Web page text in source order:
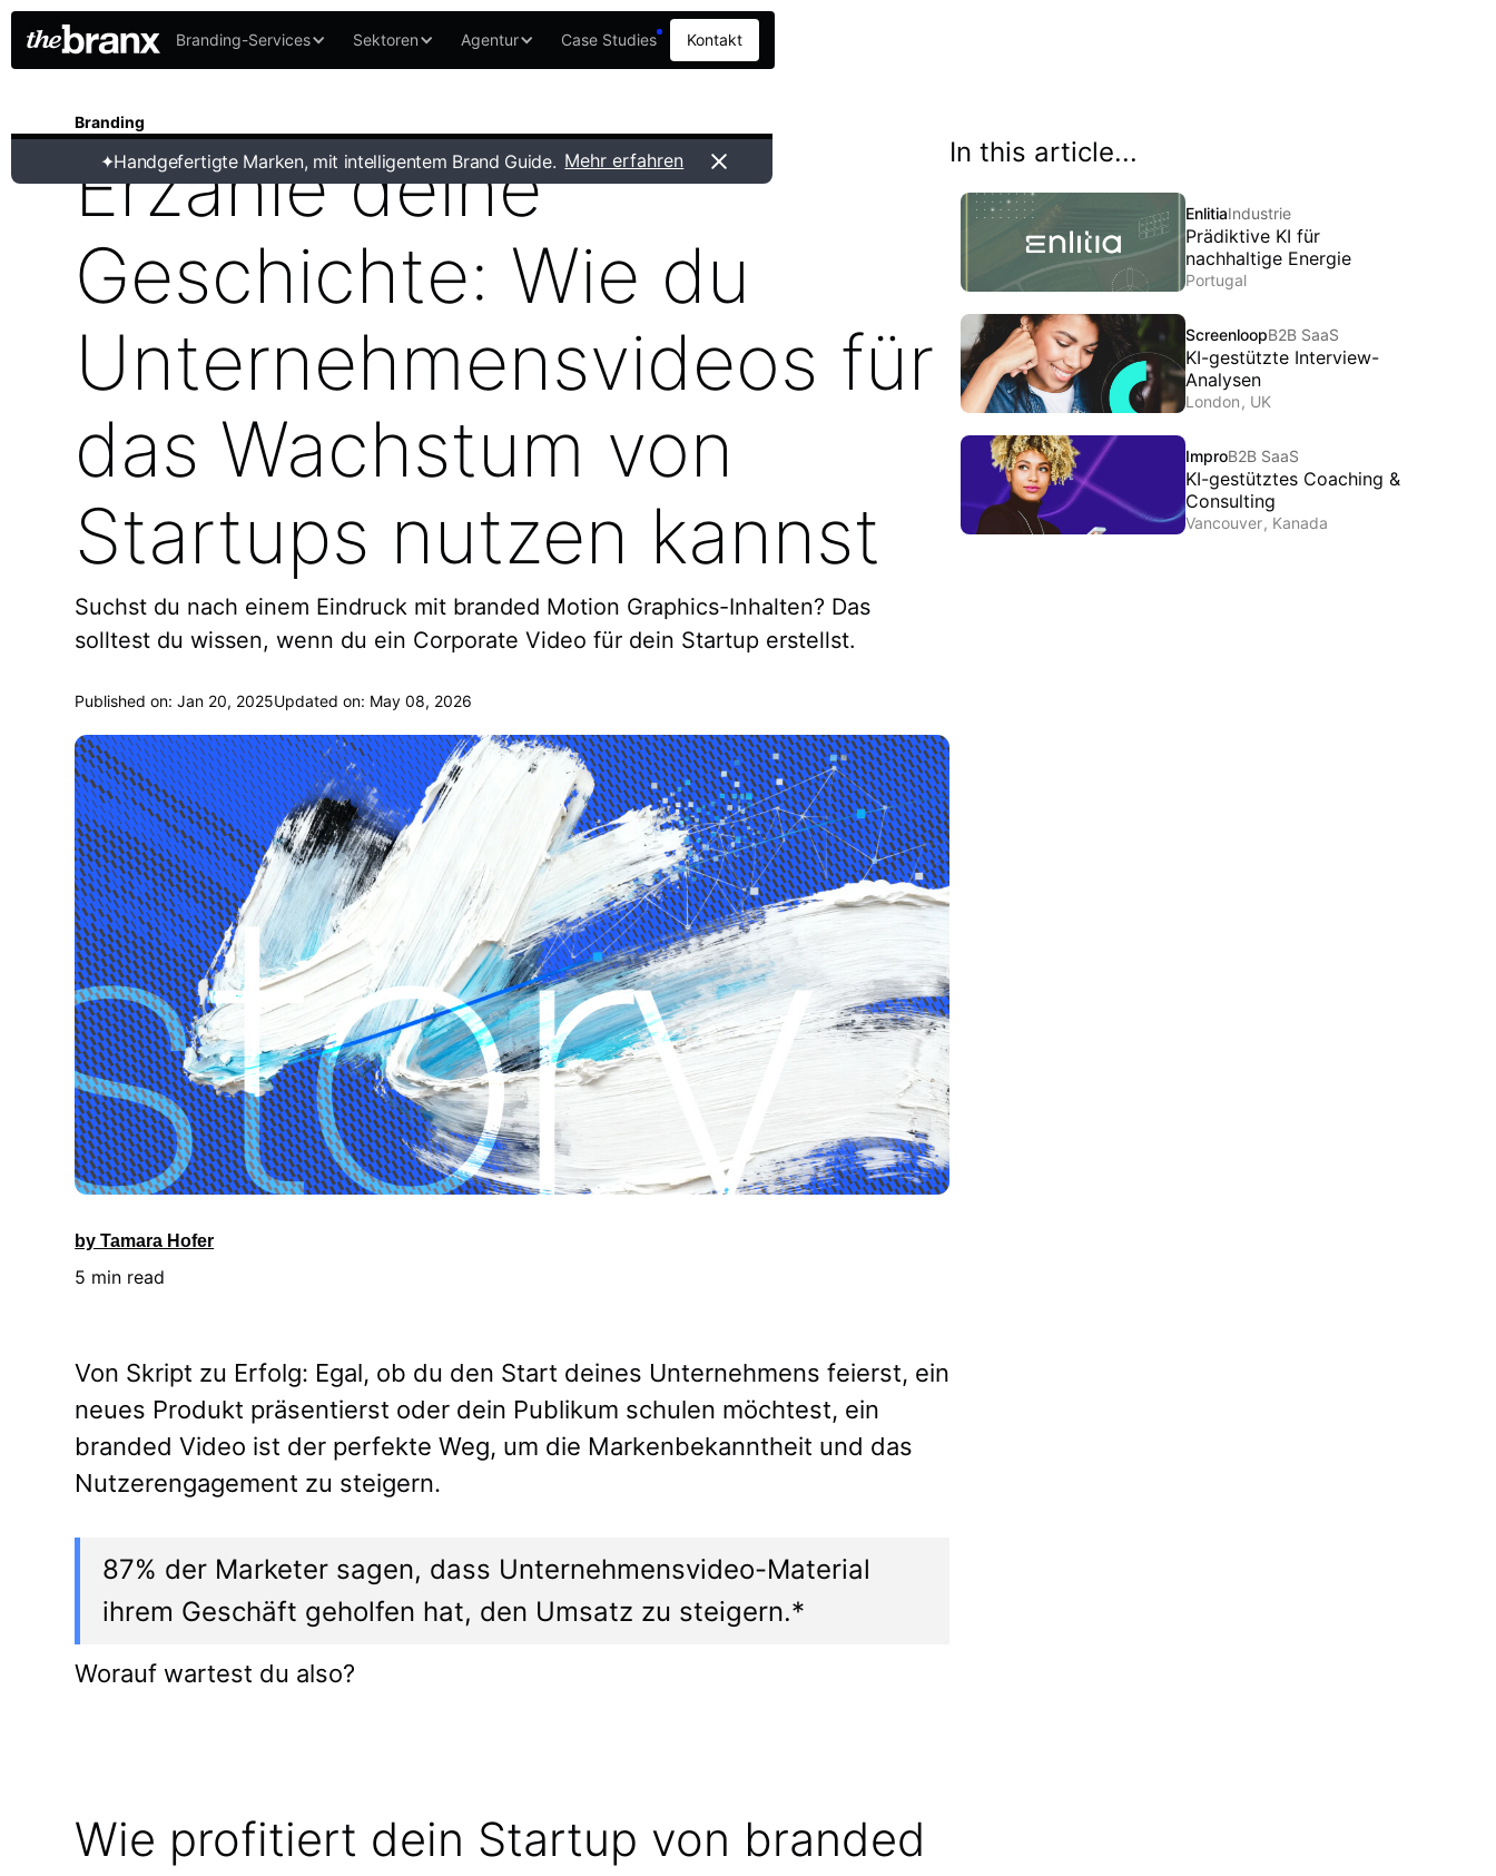
Branding-Services Sektoren Agentur Case Studies Kontakt
✦Handgefertigte Marken, mit intelligentem Brand Guide. Mehr erfahren
Branding
Erzähle deine
Geschichte: Wie du
Unternehmensvideos für
das Wachstum von
Startups nutzen kannst
Suchst du nach einem Eindruck mit branded Motion Graphics-Inhalten? Das
solltest du wissen, wenn du ein Corporate Video für dein Startup erstellst.
Published on: Jan 20, 2025Updated on: May 08, 2026
by Tamara Hofer
5 min read
Von Skript zu Erfolg: Egal, ob du den Start deines Unternehmens feierst, ein
neues Produkt präsentierst oder dein Publikum schulen möchtest, ein
branded Video ist der perfekte Weg, um die Markenbekanntheit und das
Nutzerengagement zu steigern.
87% der Marketer sagen, dass Unternehmensvideo-Material
ihrem Geschäft geholfen hat, den Umsatz zu steigern.*
Worauf wartest du also?
Wie profitiert dein Startup von branded
In this article...
EnlitiaIndustrie
Prädiktive KI für
nachhaltige Energie
Portugal
ScreenloopB2B SaaS
KI-gestützte Interview-
Analysen
London , UK
ImproB2B SaaS
KI-gestütztes Coaching &
Consulting
Vancouver, Kanada